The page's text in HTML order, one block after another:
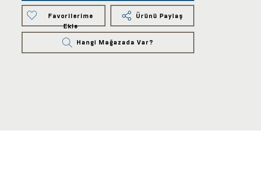
Favorilerime
Ekle
Ürünü Paylaş
Hangi Mağazada Var?